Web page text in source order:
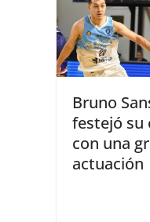
Bruno
festejó su
con una
actuación